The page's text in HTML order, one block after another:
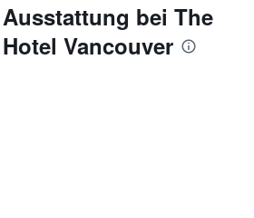
bei The
Vancouver